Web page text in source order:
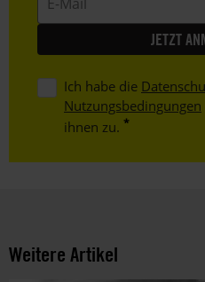
Mail
Ich habe die
Nutzungsbedingungen
ihnen zu.
Weitere Artikel